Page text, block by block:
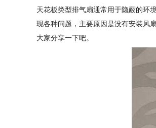
天花板类型排气扇通常用于隐蔽的环
现各种问题，主要原因是没有安装风
大家分享一下吧。